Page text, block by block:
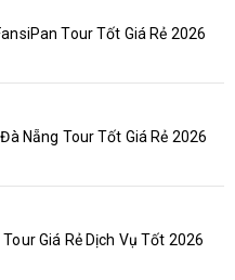
Tour Tốt Giá Rẻ 2026
Nẵng Tour Tốt Giá Rẻ 2026
Tour Giá Rẻ Dịch Vụ Tốt 2026